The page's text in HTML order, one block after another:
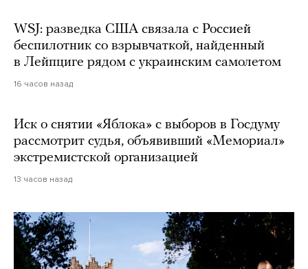
WSJ: разведка США связала с Россией
беспилотник со взрывчаткой, найденный
в Лейпциге рядом с украинским самолетом
16 часов назад
Иск о снятии «Яблока» с выборов в Госдуму
рассмотрит судья, объявивший «Мемориал»
экстремистской организацией
13 часов назад